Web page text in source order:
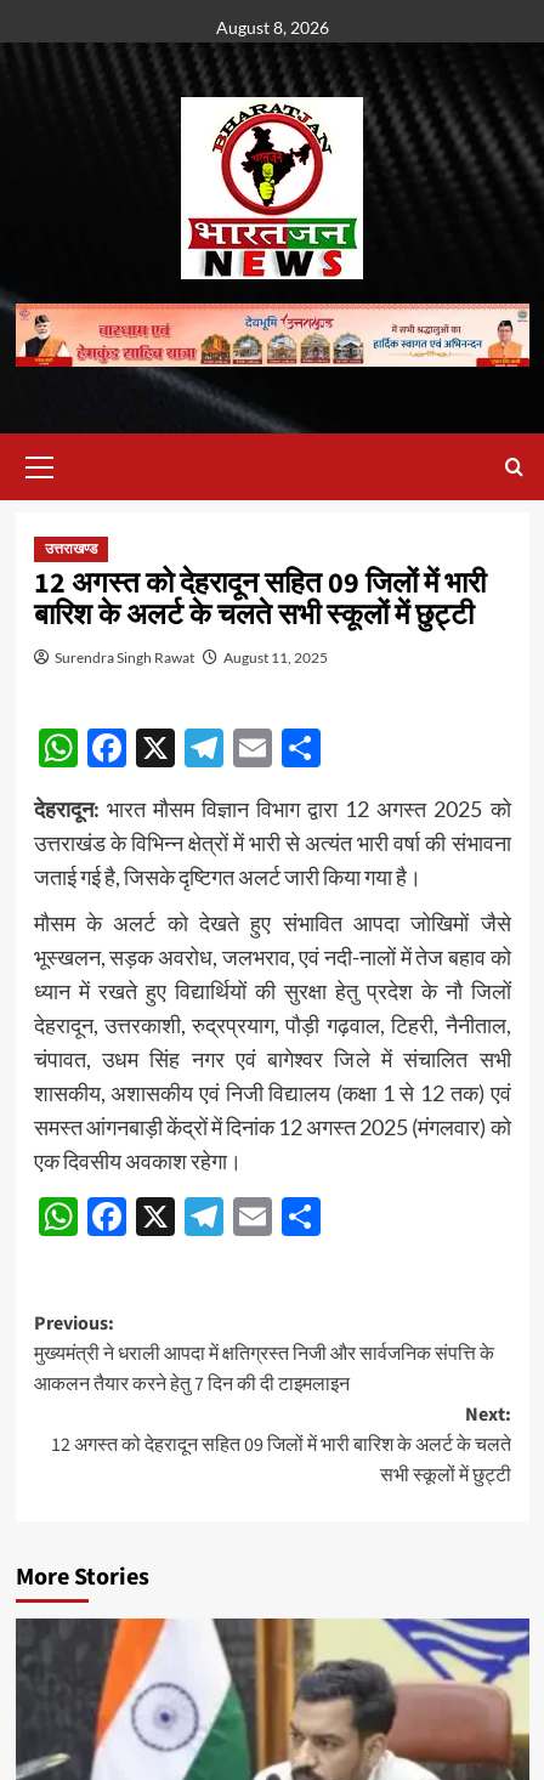
to
August 8, 2026
Menu
उत्तराखण्ड
12 अगस्त को देहरादून सहित 09 जिलों में भारी
बारिश के अलर्ट के चलते सभी स्कूलों में छुट्टी
Surendra Singh Rawat August 11, 2025
WhatsApp
Facebook
X Telegram
EmailShare
देहरादून: भारत मौसम विज्ञान विभाग द्वारा 12 अगस्त 2025 को
उत्तराखंड के विभिन्न क्षेत्रों में भारी से अत्यंत भारी वर्षा की संभावना
जताई गई है, जिसके दृष्टिगत अलर्ट जारी किया गया है।
मौसम के अलर्ट को देखते हुए संभावित आपदा जोखिमों जैसे
भूस्खलन, सड़क अवरोध, जलभराव, एवं नदी-नालों में तेज बहाव को
ध्यान में रखते हुए विद्यार्थियों की सुरक्षा हेतु प्रदेश के नौ जिलों
देहरादून, उत्तरकाशी, रुद्रप्रयाग, पौड़ी गढ़वाल, टिहरी, नैनीताल,
चंपावत, उधम सिंह नगर एवं बागेश्वर जिले में संचालित सभी
शासकीय, अशासकीय एवं निजी विद्यालय (कक्षा 1 से 12 तक) एवं
समस्त आंगनबाड़ी केंद्रों में दिनांक 12 अगस्त 2025 (मंगलवार) को
एक दिवसीय अवकाश रहेगा।
WhatsApp
Facebook
X Telegram
EmailShare
Post
navigation
Previous:
मुख्यमंत्री ने धराली आपदा में क्षतिग्रस्त निजी और सार्वजनिक संपत्ति के
आकलन तैयार करने हेतु 7 दिन की दी टाइमलाइन
Next:
12 अगस्त को देहरादून सहित 09 जिलों में भारी बारिश के अलर्ट के चलते
सभी स्कूलों में छुट्टी
More Stories